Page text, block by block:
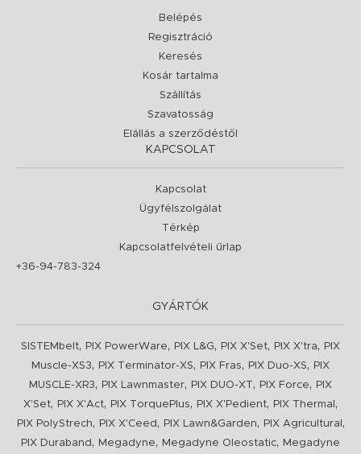
Belépés
Regisztráció
Keresés
Kosár tartalma
Szállítás
Szavatosság
Elállás a szerződéstől
KAPCSOLAT
Kapcsolat
Ügyfélszolgálat
Térkép
Kapcsolatfelvételi űrlap
+36-94-783-324
GYÁRTÓK
SISTEMbelt, PIX PowerWare, PIX L&G, PIX X'Set, PIX X'tra,
PIX
Muscle-XS3, PIX Terminator-XS, PIX Fras, PIX Duo-XS,
PIX
MUSCLE-XR3, PIX Lawnmaster, PIX DUO-XT , PIX Force,
PIX
X'Set, PIX X'Act, PIX TorquePlus, PIX X'Pedient, PIX Thermal ,
PIX PolyStrech, PIX X'Ceed , PIX Lawn&Garden, PIX Agricultural ,
PIX Duraband , Megadyne, Megadyne Oleostatic,
Megadyne